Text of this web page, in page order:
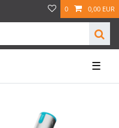
0 0,00 EUR
☰